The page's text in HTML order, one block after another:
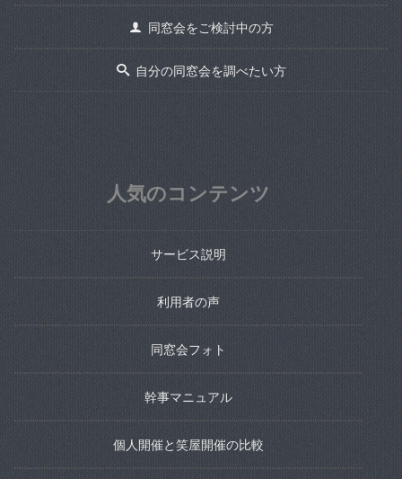
同窓会をご検討中の方
自分の同窓会を調べたい方
人気のコンテンツ
サービス説明
利用者の声
同窓会フォト
幹事マニュアル
個人開催と笑屋開催の比較